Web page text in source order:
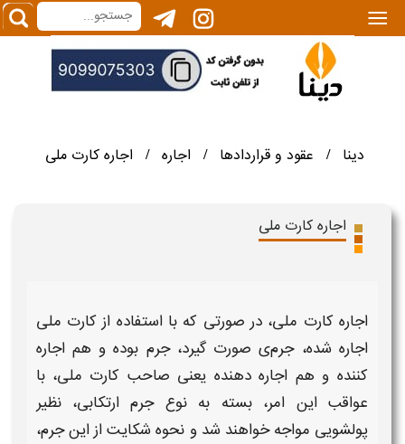
|||
دینا / عقود و قراردادها / اجاره / اجاره کارت ملی
اجاره کارت ملی
اجاره کارت ملی، در صورتی که با استفاده از کارت ملی
اجاره شده، جرمی صورت گیرد، جرم بوده و هم اجاره
کننده و هم اجاره دهنده یعنی صاحب کارت ملی، با
عواقب این امر، بسته به نوعجرم ارتکابی، نظیر
پولشویی مواجه خواهند شد و نحوه شکایت از اینجرم،